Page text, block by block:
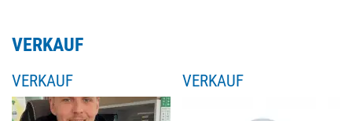
VERKAUF
VERKAUF VERKAUF